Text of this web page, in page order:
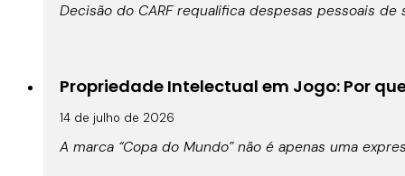
Decisão do CARF requalifica despesas pessoais
Propriedade Intelectual em Jogo: Por
14 de julho de 2026
A marca “Copa do Mundo” não é apenas uma